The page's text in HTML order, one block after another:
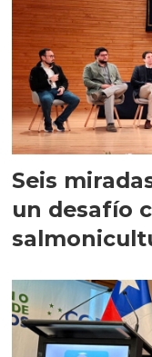
Seis
un desafío